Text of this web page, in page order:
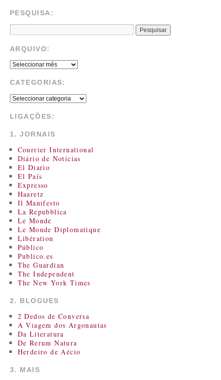
PESQUISA:
ARQUIVO:
CATEGORIAS:
LIGAÇÕES:
1. JORNAIS
Courrier International
Diário de Notícias
El Diario
El País
Expresso
Haaretz
Il Manifesto
La Repubblica
Le Monde
Le Monde Diplomatique
Libération
Público
Publico.es
The Guardian
The Independent
The New York Times
2. BLOGUES
2 Dedos de Conversa
A Viagem dos Argonautas
Da Literatura
De Rerum Natura
Herdeiro de Aécio
3. MAIS